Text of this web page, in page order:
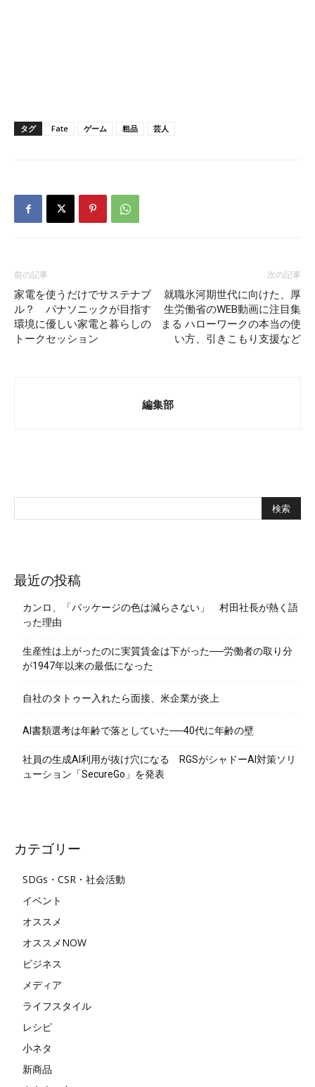
タグ Fate ゲーム 粗品 芸人
前の記事
家電を使うだけでサステナブ
ル？ パナソニックが目指す
環境に優しい家電と暮らしの
トークセッション
次の記事
就職氷河期世代に向けた、厚
生労働省のWEB動画に注目集
まる ハローワークの本当の使
い方、引きこもり支援など
編集部
最近の投稿
カンロ、「パッケージの色は減らさない」 村田社長が熱く語
った理由
生産性は上がったのに実質賃金は下がった──労働者の取り分
が1947年以来の最低になった
自社のタトゥー入れたら面接、米企業が炎上
AI書類選考は年齢で落としていた──40代に年齢の壁
社員の生成AI利用が抜け穴になる RGSがシャドーAI対策ソリ
ューション「SecureGo」を発表
カテゴリー
SDGs・CSR・社会活動
イベント
オススメ
オススメNOW
ビジネス
メディア
ライフスタイル
レシピ
小ネタ
新商品